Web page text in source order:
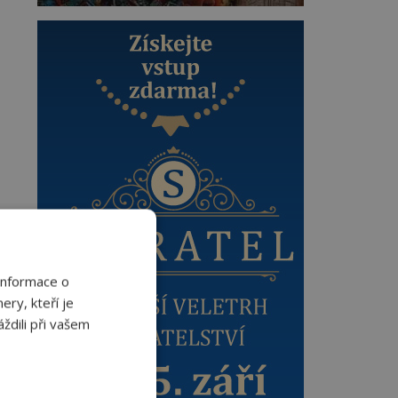
o
kteří je
při vašem